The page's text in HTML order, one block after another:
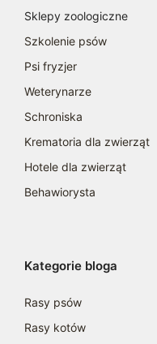
Sklepy zoologiczne
Szkolenie psów
Psi fryzjer
Weterynarze
Schroniska
Krematoria dla zwierząt
Hotele dla zwierząt
Behawiorysta
Kategorie bloga
Rasy psów
Rasy kotów